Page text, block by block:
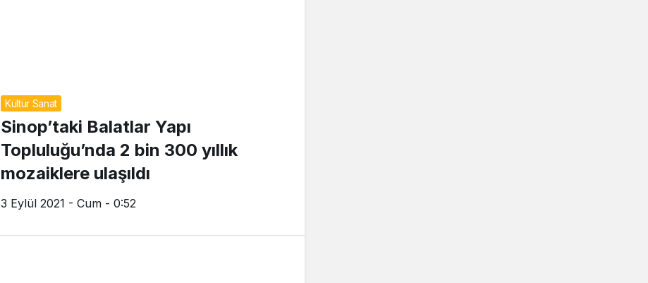
Kültür Sanat
Sinop’taki Balatlar Yapı
Topluluğu’nda 2 bin 300 yıllık
mozaiklere ulaşıldı
3 Eylül 2021 - Cum - 0:52